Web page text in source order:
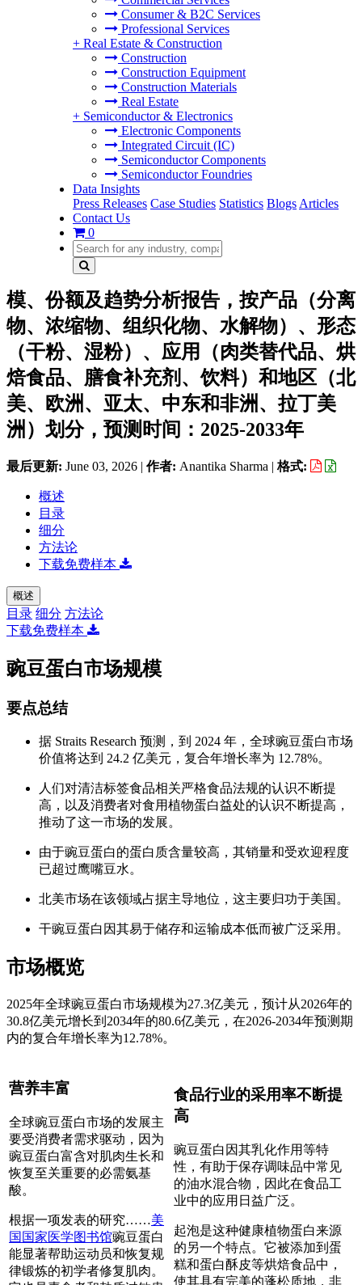
Consumer & B2C Services
Professional Services
+ Real Estate & Construction
Construction
Construction Equipment
Construction Materials
Real Estate
+ Semiconductor & Electronics
Electronic Components
Integrated Circuit (IC)
Semiconductor Components
Semiconductor Foundries
Data Insights
Press Releases Case Studies Statistics Blogs Articles
Contact Us
0
模、份额及趋势分析报告，按产品（分离
物、浓缩物、组织化物、水解物）、形态
（干粉、湿粉）、应用（肉类替代品、烘
焙食品、膳食补充剂、饮料）和地区（北
美、欧洲、亚太、中东和非洲、拉丁美
洲）划分，预测时间：2025-2033年
最后更新: June 03, 2026 | 作者: Anantika Sharma | 格式:
概述
目录
细分
方法论
下载免费样本
概述
目录 细分 方法论
下载免费样本
豌豆蛋白市场规模
要点总结
据 Straits Research 预测，到 2024 年，全球豌豆蛋白市场
价值将达到 24.2 亿美元，复合年增长率为 12.78%。
人们对清洁标签食品相关严格食品法规的认识不断提
高，以及消费者对食用植物蛋白益处的认识不断提高，
推动了这一市场的发展。
由于豌豆蛋白的蛋白质含量较高，其销量和受欢迎程度
已超过鹰嘴豆水。
北美市场在该领域占据主导地位，这主要归功于美国。
干豌豆蛋白因其易于储存和运输成本低而被广泛采用。
市场概览
2025年全球豌豆蛋白市场规模为27.3亿美元，预计从2026年的
30.8亿美元增长到2034年的80.6亿美元，在2026-2034年预测期
内的复合年增长率为12.78%。
营养丰富
全球豌豆蛋白市场的发展主
要受消费者需求驱动，因为
豌豆蛋白富含对肌肉生长和
恢复至关重要的必需氨基
酸。
根据一项发表的研究……美
国国家医学图书馆豌豆蛋白
能显著帮助运动员和恢复规
律锻炼的初学者修复肌肉。
食品行业的采用率不断提
高
豌豆蛋白因其乳化作用等特
性，有助于保存调味品中常见
的油水混合物，因此在食品工
业中的应用日益广泛。
起泡是这种健康植物蛋白来源
的另一个特点。它被添加到蛋
糕和蛋白酥皮等烘焙食品中，
使其具有完美的蓬松质地，非